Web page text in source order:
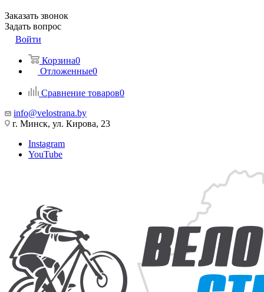
Заказать звонок
Задать вопрос
Войти
Корзина0
Отложенные0
Сравнение товаров0
info@velostrana.by
г. Минск, ул. Кирова, 23
Instagram
YouTube